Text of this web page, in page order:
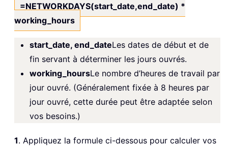
=NETWORKDAYS(start_date,end_date) *
working_hours
start_date, end_dateLes dates de début et de
fin servant à déterminer les jours ouvrés.
working_hoursLe nombre d’heures de travail par
jour ouvré. (Généralement fixée à 8 heures par
jour ouvré, cette durée peut être adaptée selon
vos besoins.)
1. Appliquez la formule ci-dessous pour calculer vos